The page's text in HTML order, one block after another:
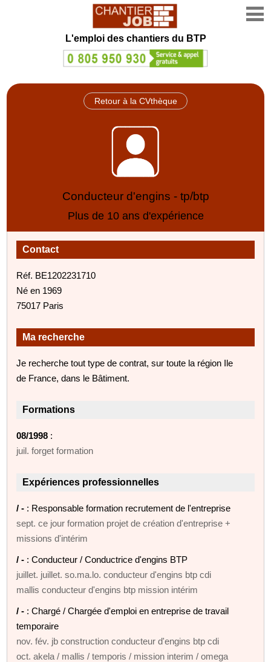
L'emploi des chantiers du BTP
Retour à la CVthèque
Conducteur d'engins - tp/btp
Plus de 10 ans d'expérience
Contact
Réf. BE1202231710
Né en 1969
75017 Paris
Ma recherche
Je recherche tout type de contrat, sur toute la région Ile
de France, dans le Bâtiment.
Formations
08/1998 :
juil. forget formation
Expériences professionnelles
/ - : Responsable formation recrutement de l'entreprise
sept. ce jour formation projet de création d'entreprise +
missions d'intérim
/ - : Conducteur / Conductrice d'engins BTP
juillet. juillet. so.ma.lo. conducteur d'engins btp cdi
mallis conducteur d'engins btp mission intérim
/ - : Chargé / Chargée d'emploi en entreprise de travail
temporaire
nov. fév. jb construction conducteur d'engins btp cdi
oct. akela / mallis / temporis / mission interim / omega